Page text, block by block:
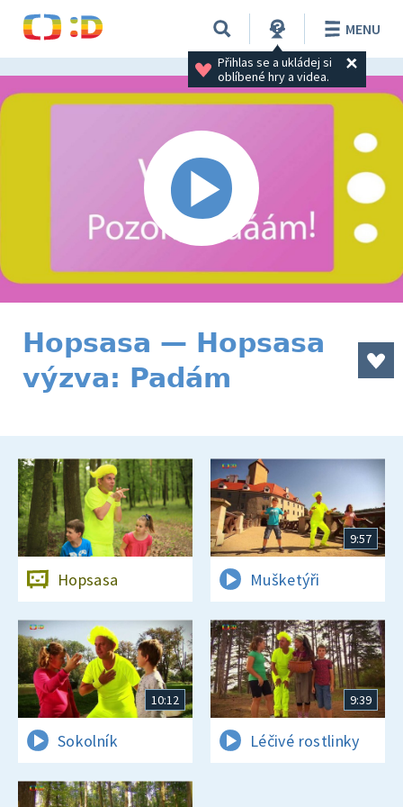
Přihlas se a ukládej si
oblíbené hry a videa.
MENU
Hopsasa — Hopsasa
výzva: Padám
Hopsasa
9:57
Mušketýři
10:12
Sokolník
9:39
Léčivé rostlinky